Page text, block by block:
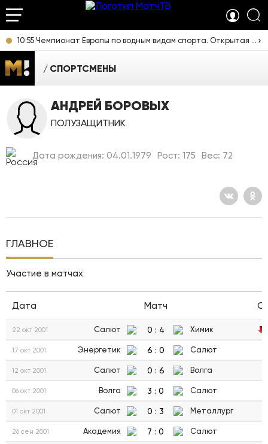
10:55 Чемпионат Европы по водным видам спорта. Открытая вода. Смешанная эстафета. Прямая трансляция из Франции
СПОРТСМЕНЫ
АНДРЕЙ БОРОВЫХ
ПОЛУЗАЩИТНИК
Дата рождения: 04.01.1979 Рост: 175 Вес: 72
ГЛАВНОЕ
Участие в матчах
Дата Матч
22 окт 2001 Салют 0 : 4 Химик
17 окт 2001 Энергетик 6 : 0 Салют
12 окт 2001 Салют 0 : 6 Волга
06 окт 2001 Волга 3 : 0 Салют
01 окт 2001 Салют 0 : 3 Металлург
26 сен 2001 Академия 7 : 0 Салют